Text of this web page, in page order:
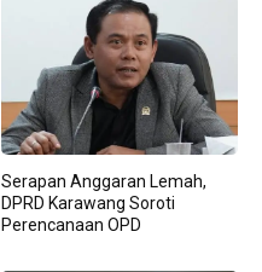
Serapan Anggaran Lemah,
DPRD Karawang Soroti
Perencanaan OPD